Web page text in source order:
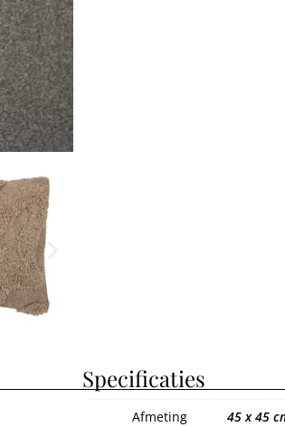
Specificaties
Afmeting
45 x 45